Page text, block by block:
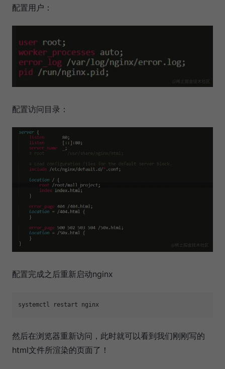
配置用户：
配置访问目录：
配置完成之后重新启动nginx
然后在浏览器重新访问，此时就可以看到我们刚刚写的
html文件所渲染的页面了！